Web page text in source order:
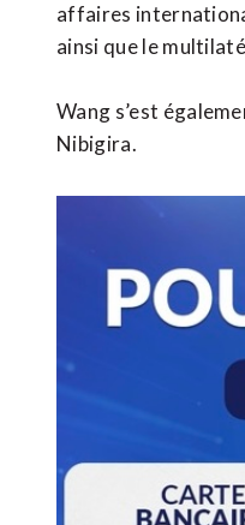
affaires
ainsi que le
Wang s’est
Nibigira.